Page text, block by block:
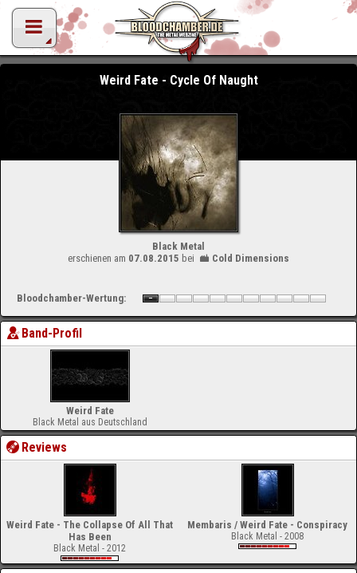
Weird Fate - Cycle Of Naught
Black Metal
erschienen am 07.08.2015 bei Cold Dimensions
Bloodchamber-Wertung:
Band-Profil
Weird Fate
Black Metal aus Deutschland
Reviews
Weird Fate - The Collapse Of All That
Has Been
Black Metal - 2012
Membaris / Weird Fate - Conspiracy
Black Metal - 2008